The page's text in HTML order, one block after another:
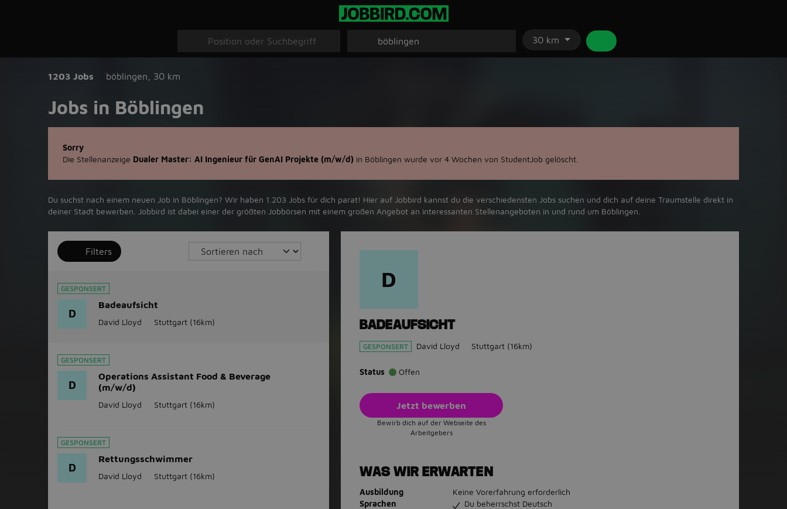
30 km
1203 Jobs böblingen 30 km
Jobs in Böblingen
Sorry
Die Stellenanzeige Dualer Master: AI Ingenieur für GenAI Projekte (m/w/d) in Böblingen wurde vor 4 Wochen von StudentJob gelöscht.
Du suchst nach einem neuen Job in Böblingen? Wir haben 1.203 Jobs für dich parat! Hier auf Jobbird kannst du die verschiedensten Jobs suchen und dich auf deine Traumstelle direkt in
deiner Stadt bewerben. Jobbird ist dabei einer der größten Jobbörsen mit einem großen Angebot an interessanten Stellenangeboten in und rund um Böblingen.
Filters
GESPONSERT
D
Badeaufsicht
David Lloyd Stuttgart (16km)
GESPONSERT
D
Operations Assistant Food & Beverage
(m/w/d)
David Lloyd Stuttgart (16km)
GESPONSERT
D
Rettungsschwimmer
David Lloyd Stuttgart (16km)
D
BADEAUFSICHT
GESPONSERT David Lloyd Stuttgart (16km)
Status Offen
Jetzt bewerben
Bewirb dich auf der Webseite des
Arbeitgebers
WAS WIR ERWARTEN
Ausbildung
Keine Vorerfahrung erforderlich
Sprachen
Du beherrschst Deutsch